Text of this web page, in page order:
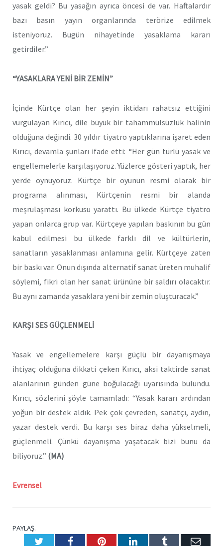
yasak geldi? Bu yasağın ayrıca öncesi de var. Haftalardır
bazı basın yayın organlarında terörize edilmek
isteniyoruz. Bugün nihayetinde yasaklama kararı
getirdiler.”
“YASAKLARA YENİ BİR ZEMİN”
İçinde Kürtçe olan her şeyin iktidarı rahatsız ettiğini
vurgulayan Kırıcı, dile büyük bir tahammülsüzlük halinin
olduğuna değindi. 30 yıldır tiyatro yaptıklarına işaret eden
Kırıcı, devamla şunları ifade etti: “Her gün türlü yasak ve
engellemelerle karşılaşıyoruz. Yüzlerce gösteri yaptık, her
yerde oynuyoruz. Kürtçe bir oyunun resmi olarak bir
programa alınması, Kürtçenin resmi bir alanda
meşrulaşması korkusu yarattı. Bu ülkede Kürtçe tiyatro
yapan onlarca grup var. Kürtçeye yapılan baskının bu gün
kabul edilmesi bu ülkede farklı dil ve kültürlerin,
sanatların yasaklanması anlamına gelir. Kürtçeye zaten
bir baskı var. Onun dışında alternatif sanat üreten muhalif
söylemi, fikri olan her sanat ürününe bir saldırı olacaktır.
Bu aynı zamanda yasaklara yeni bir zemin oluşturacak.”
KARŞI SES GÜÇLENMELİ
Yasak ve engellemelere karşı güçlü bir dayanışmaya
ihtiyaç olduğuna dikkati çeken Kırıcı, aksi taktirde sanat
alanlarının günden güne boğulacağı uyarısında bulundu.
Kırıcı, sözlerini şöyle tamamladı: “Yasak kararı ardından
yoğun bir destek aldık. Pek çok çevreden, sanatçı, aydın,
yazar destek verdi. Bu karşı ses biraz daha yükselmeli,
güçlenmeli. Çünkü dayanışma yaşatacak bizi bunu da
biliyoruz.” (MA)
Evrensel
PAYLAŞ.
TwitterFacebookPinterestLinkedInTumblr E-